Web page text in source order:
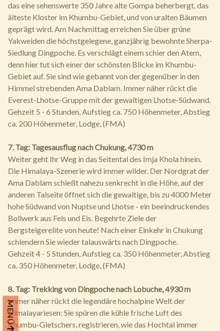
MENÜ
das eine sehenswerte 350 Jahre alte Gompa beherbergt, das
älteste Kloster im Khumbu-Gebiet, und von uralten Bäumen
geprägt wird. Am Nachmittag erreichen Sie über grüne
Yakweiden die höchstgelegene, ganzjährig bewohnte Sherpa-
Siedlung Dingpoche. Es verschlägt einem schier den Atem,
denn hier tut sich einer der schönsten Blicke im Khumbu-
Gebiet auf. Sie sind wie gebannt von der gegenüber in den
Himmel strebenden Ama Dablam. Immer näher rückt die
Everest-Lhotse-Gruppe mit der gewaltigen Lhotse-Südwand.
Gehzeit 5 - 6 Stunden, Aufstieg ca. 750 Höhenmeter, Abstieg
ca. 200 Höhenmeter, Lodge, (FMA)
7. Tag: Tagesausflug nach Chukung, 4730 m
Weiter geht Ihr Weg in das Seitental des Imja Khola hinein.
Die Himalaya-Szenerie wird immer wilder. Der Nordgrat der
Ama Dablam schießt nahezu senkrecht in die Höhe, auf der
anderen Talseite öffnet sich die gewaltige, bis zu 4000 Meter
hohe Südwand von Nuptse und Lhotse - ein beeindruckendes
Bollwerk aus Fels und Eis. Begehrte Ziele der
Bergsteigerelite von heute! Nach einer Einkehr in Chukung
schlendern Sie wieder talauswärts nach Dingpoche.
Gehzeit 4 - 5 Stunden, Aufstieg ca. 350 Höhenmeter, Abstieg
ca. 350 Höhenmeter, Lodge, (FMA)
8. Tag: Trekking von Dingpoche nach Lobuche, 4930 m
Immer näher rückt die legendäre hochalpine Welt der
Himalayariesen: Sie spüren die kühle frische Luft des
Khumbu-Gletschers, registrieren, wie das Hochtal immer